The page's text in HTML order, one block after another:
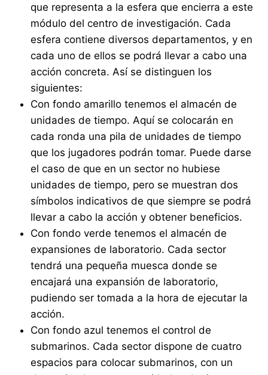
que representa a la esfera que encierra a este
módulo del centro de investigación. Cada
esfera contiene diversos departamentos, y en
cada uno de ellos se podrá llevar a cabo una
acción concreta. Así se distinguen los
siguientes:
Con fondo amarillo tenemos el almacén de
unidades de tiempo. Aquí se colocarán en
cada ronda una pila de unidades de tiempo
que los jugadores podrán tomar. Puede darse
el caso de que en un sector no hubiese
unidades de tiempo, pero se muestran dos
símbolos indicativos de que siempre se podrá
llevar a cabo la acción y obtener beneficios.
Con fondo verde tenemos el almacén de
expansiones de laboratorio. Cada sector
tendrá una pequeña muesca donde se
encajará una expansión de laboratorio,
pudiendo ser tomada a la hora de ejecutar la
acción.
Con fondo azul tenemos el control de
submarinos. Cada sector dispone de cuatro
espacios para colocar submarinos, con un